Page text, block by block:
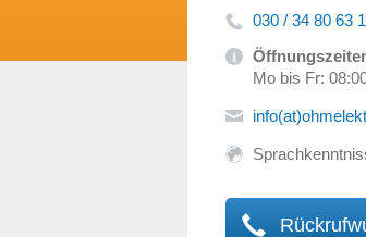
030 / 34 80 63
Mo bis Fr: